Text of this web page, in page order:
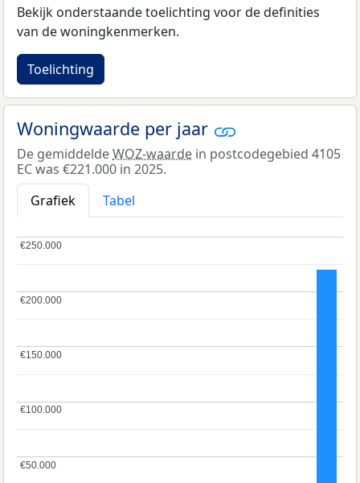
Bekijk onderstaande toelichting voor de definities
van de woningkenmerken.
Toelichting
Woningwaarde per jaar
De gemiddeldeWOZ-waarde in postcodegebied 4105
EC was €221.000 in 2025.
Grafiek
Tabel
€50.000
€50.000
€100.000
€100.000
€150.000
€150.000
€200.000
€200.000
€250.000
€250.000